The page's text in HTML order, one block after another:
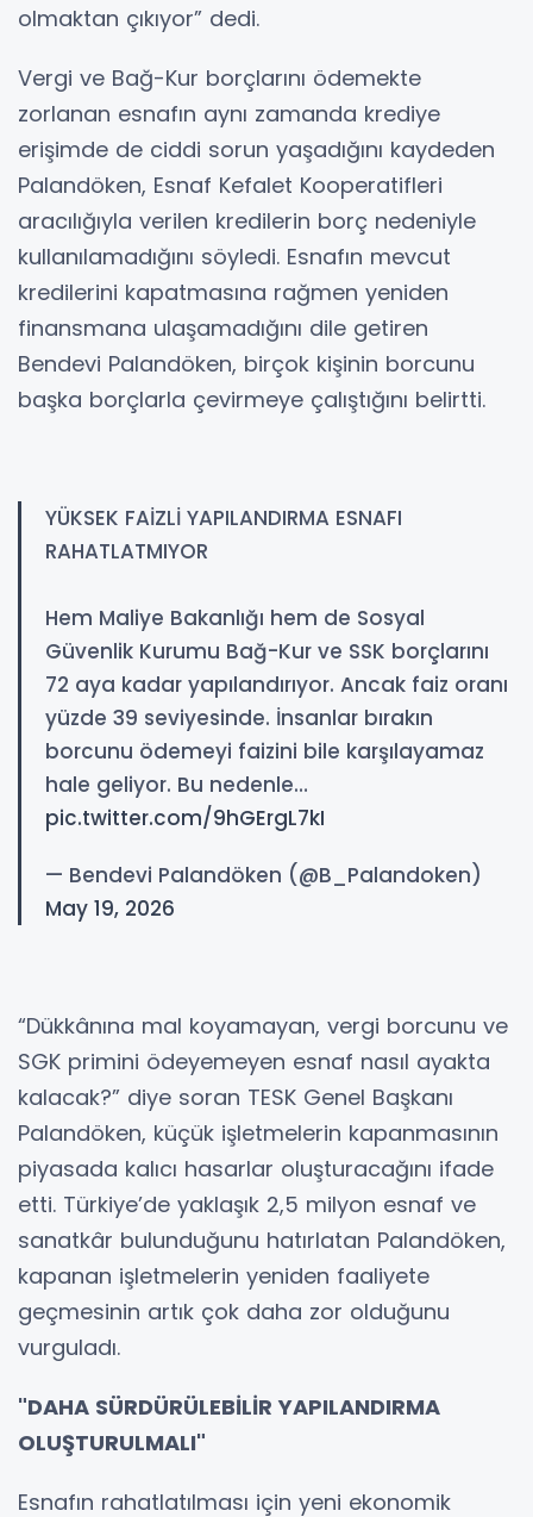
olmaktan çıkıyor” dedi.
Vergi ve Bağ-Kur borçlarını ödemekte
zorlanan esnafın aynı zamanda krediye
erişimde de ciddi sorun yaşadığını kaydeden
Palandöken, Esnaf Kefalet Kooperatifleri
aracılığıyla verilen kredilerin borç nedeniyle
kullanılamadığını söyledi. Esnafın mevcut
kredilerini kapatmasına rağmen yeniden
finansmana ulaşamadığını dile getiren
Bendevi Palandöken, birçok kişinin borcunu
başka borçlarla çevirmeye çalıştığını belirtti.
YÜKSEK FAİZLİ YAPILANDIRMA ESNAFI
RAHATLATMIYOR
Hem Maliye Bakanlığı hem de Sosyal
Güvenlik Kurumu Bağ-Kur ve SSK borçlarını
72 aya kadar yapılandırıyor. Ancak faiz oranı
yüzde 39 seviyesinde. İnsanlar bırakın
borcunu ödemeyi faizini bile karşılayamaz
hale geliyor. Bu nedenle…
pic.twitter.com/9hGErgL7kI
— Bendevi Palandöken (@B_Palandoken)
May 19, 2026
“Dükkânına mal koyamayan, vergi borcunu ve
SGK primini ödeyemeyen esnaf nasıl ayakta
kalacak?” diye soran TESK Genel Başkanı
Palandöken, küçük işletmelerin kapanmasının
piyasada kalıcı hasarlar oluşturacağını ifade
etti. Türkiye’de yaklaşık 2,5 milyon esnaf ve
sanatkâr bulunduğunu hatırlatan Palandöken,
kapanan işletmelerin yeniden faaliyete
geçmesinin artık çok daha zor olduğunu
vurguladı.
"DAHA SÜRDÜRÜLEBİLİR YAPILANDIRMA
OLUŞTURULMALI"
Esnafın rahatlatılması için yeni ekonomik